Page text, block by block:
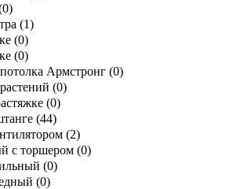
0)
(1)
(0)
(0)
Армстронг (0)
(0)
(0)
(44)
(2)
с торшером (0)
(0)
(0)